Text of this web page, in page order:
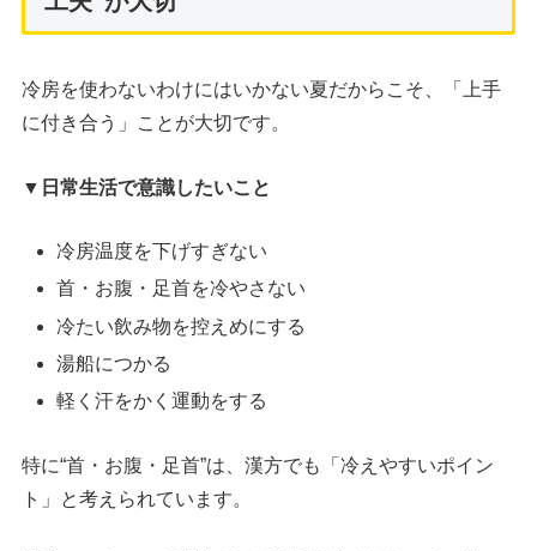
冷房を使わないわけにはいかない夏だからこそ、「上手
に付き合う」ことが大切です。
▼日常生活で意識したいこと
冷房温度を下げすぎない
首・お腹・足首を冷やさない
冷たい飲み物を控えめにする
湯船につかる
軽く汗をかく運動をする
特に“首・お腹・足首”は、漢方でも「冷えやすいポイン
ト」と考えられています。